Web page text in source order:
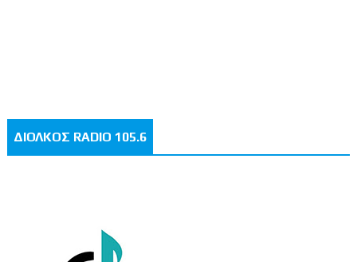
ΔΙΟΛΚΟΣ RADIO 105.6